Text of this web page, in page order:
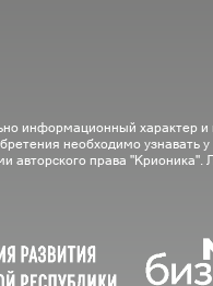
информационный характер
необходимо
авторского права